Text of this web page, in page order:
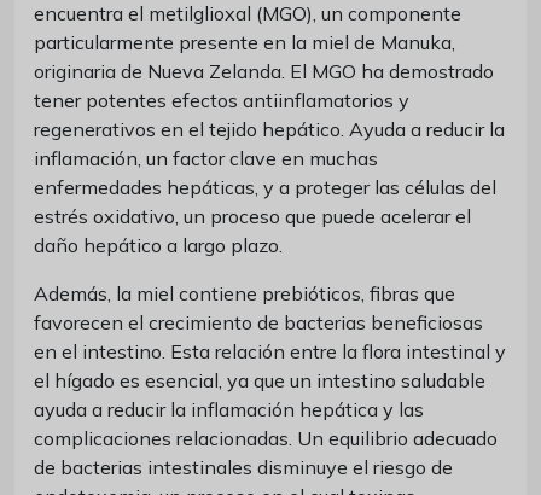
encuentra el metilglioxal (MGO), un componente
particularmente presente en la miel de Manuka,
originaria de Nueva Zelanda. El MGO ha demostrado
tener potentes efectos antiinflamatorios y
regenerativos en el tejido hepático. Ayuda a reducir la
inflamación, un factor clave en muchas
enfermedades hepáticas, y a proteger las células del
estrés oxidativo, un proceso que puede acelerar el
daño hepático a largo plazo.
Además, la miel contiene prebióticos, fibras que
favorecen el crecimiento de bacterias beneficiosas
en el intestino. Esta relación entre la flora intestinal y
el hígado es esencial, ya que un intestino saludable
ayuda a reducir la inflamación hepática y las
complicaciones relacionadas. Un equilibrio adecuado
de bacterias intestinales disminuye el riesgo de